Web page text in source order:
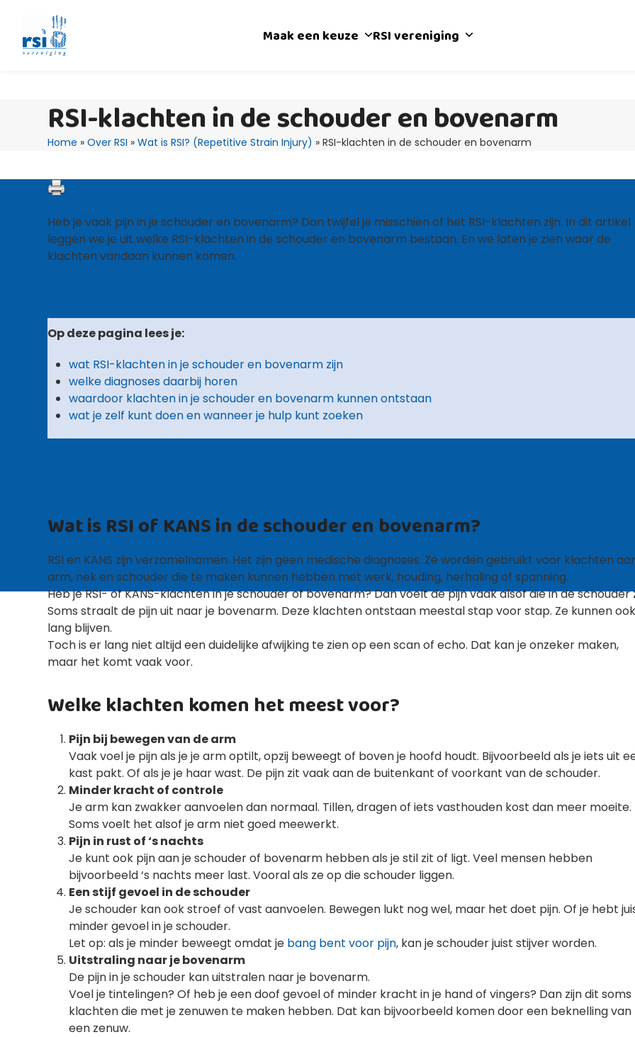
content
Maak een keuze RSI vereniging
RSI-klachten in de schouder en bovenarm
Home »Over RSI »Wat is RSI? (Repetitive Strain Injury) »RSI-klachten in de schouder en bovenarm
Heb je vaak pijn in je schouder en bovenarm? Dan twijfel je misschien of het RSI-klachten zijn. In dit artikel
leggen we je uit welke RSI-klachten in de schouder en bovenarm bestaan. En we laten je zien waar de
klachten vandaan kunnen komen.
Op deze pagina lees je:
wat RSI-klachten in je schouder en bovenarm zijn
welke diagnoses daarbij horen
waardoor klachten in je schouder en bovenarm kunnen ontstaan
wat je zelf kunt doen en wanneer je hulp kunt zoeken
Wat is RSI of KANS in de schouder en bovenarm?
RSI en KANS zijn verzamelnamen. Het zijn geen medische diagnoses. Ze worden gebruikt voor klachten
arm, nek en schouder die te maken kunnen hebben met werk, houding, herhaling of spanning.
Heb je RSI- of KANS-klachten in je schouder of bovenarm? Dan voelt de pijn vaak alsof die in de schouder
Soms straalt de pijn uit naar je bovenarm. Deze klachten ontstaan meestal stap voor stap. Ze kunnen
lang blijven.
Toch is er lang niet altijd een duidelijke afwijking te zien op een scan of echo. Dat kan je onzeker maken,
maar het komt vaak voor.
Welke klachten komen het meest voor?
Pijn bij bewegen van de arm
Vaak voel je pijn als je je arm optilt, opzij beweegt of boven je hoofd houdt. Bijvoorbeeld als je iets uit
kast pakt. Of als je je haar wast. De pijn zit vaak aan de buitenkant of voorkant van de schouder.
Minder kracht of controle
Je arm kan zwakker aanvoelen dan normaal. Tillen, dragen of iets vasthouden kost dan meer moeite.
Soms voelt het alsof je arm niet goed meewerkt.
Pijn in rust of ‘s nachts
Je kunt ook pijn aan je schouder of bovenarm hebben als je stil zit of ligt. Veel mensen hebben
bijvoorbeeld ‘s nachts meer last. Vooral als ze op die schouder liggen.
Een stijf gevoel in de schouder
Je schouder kan ook stroef of vast aanvoelen. Bewegen lukt nog wel, maar het doet pijn. Of je hebt
minder gevoel in je schouder.
Let op: als je minder beweegt omdat je bang bent voor pijn, kan je schouder juist stijver worden.
Uitstraling naar je bovenarm
De pijn in je schouder kan uitstralen naar je bovenarm.
Voel je tintelingen? Of heb je een doof gevoel of minder kracht in je hand of vingers? Dan zijn dit soms
klachten die met je zenuwen te maken hebben. Dat kan bijvoorbeeld komen door een beknelling van
een zenuw.